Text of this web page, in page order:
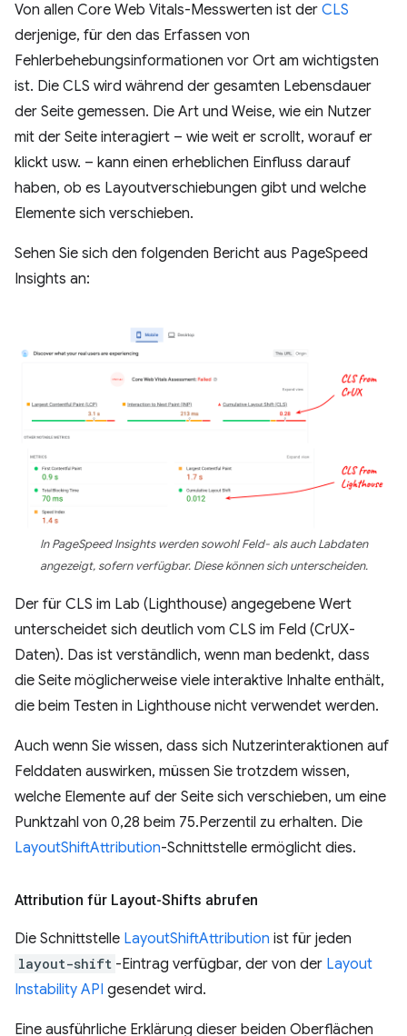
Von allen Core Web Vitals-Messwerten ist der CLS
derjenige, für den das Erfassen von
Fehlerbehebungsinformationen vor Ort am wichtigsten
ist. Die CLS wird während der gesamten Lebensdauer
der Seite gemessen. Die Art und Weise, wie ein Nutzer
mit der Seite interagiert – wie weit er scrollt, worauf er
klickt usw. – kann einen erheblichen Einfluss darauf
haben, ob es Layoutverschiebungen gibt und welche
Elemente sich verschieben.
Sehen Sie sich den folgenden Bericht aus PageSpeed
Insights an:
In PageSpeed Insights werden sowohl Feld- als auch Labdaten
angezeigt, sofern verfügbar. Diese können sich unterscheiden.
Der für CLS im Lab (Lighthouse) angegebene Wert
unterscheidet sich deutlich vom CLS im Feld (CrUX-
Daten). Das ist verständlich, wenn man bedenkt, dass
die Seite möglicherweise viele interaktive Inhalte enthält,
die beim Testen in Lighthouse nicht verwendet werden.
Auch wenn Sie wissen, dass sich Nutzerinteraktionen auf
Felddaten auswirken, müssen Sie trotzdem wissen,
welche Elemente auf der Seite sich verschieben, um eine
Punktzahl von 0,28 beim 75.Perzentil zu erhalten. Die
LayoutShiftAttribution-Schnittstelle ermöglicht dies.
Attribution für Layout-Shifts abrufen
Die Schnittstelle LayoutShiftAttribution ist für jeden
layout-shift -Eintrag verfügbar, der von der Layout
Instability API gesendet wird.
Eine ausführliche Erklärung dieser beiden Oberflächen